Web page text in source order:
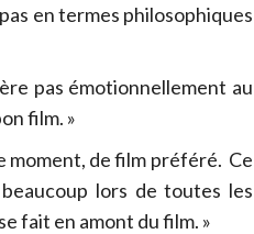
en termes philosophiques
pas émotionnellement au
film. »
moment, de film préféré. Ce
lors de toutes les
fait en amont du film. »